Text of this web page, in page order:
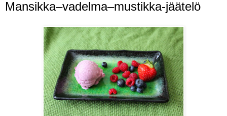
Mansikka–vadelma–mustikka-jäätelö